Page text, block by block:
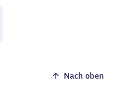
Nach oben